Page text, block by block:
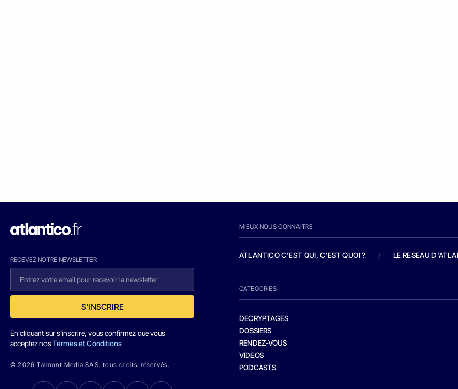
RECEVEZ NOTRE NEWSLETTER
S'INSCRIRE
En cliquant sur s'inscrire, vous confirmez que vous
acceptez nosTermes et Conditions
© 2026 Talmont Media SAS. tous droits réservés.
MIEUX NOUS CONNAITRE
ATLANTICO C'EST QUI, C'EST QUOI ? / LE RESEAU
CATEGORIES
DECRYPTAGES
DOSSIERS
RENDEZ-VOUS
VIDEOS
PODCASTS